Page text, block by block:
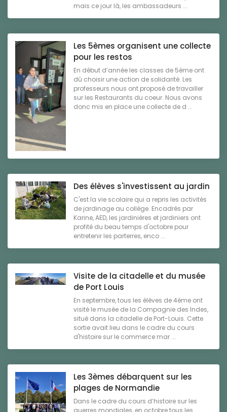
mais ce jour là, les ambassadeurs ...
Les 5èmes organisent une collecte
pour les restos
En début d’année les classes de 5ème ont
dû choisir une action de solidarité. Les
professeurs nous ont proposé de travailler
sur les Restaurants du coeur. Nous avons
donc mis en place une collecte de d ...
Des élèves s'investissent au jardin
C'est la vie scolaire qui a repris les activités
de jardinage au collège. Encadrés par
Karine, AED, les jardinières et jardiniers ont
profité du beau temps d'octobre pour
entretenir les parterres, enco ...
Visite de la citadelle et du musée
de Port Louis
En septembre, tous les élèves de 4ème ont
visité le musée de la Compagnie des Indes,
situé dans la citadelle de Port-Louis. Cette
sortie avait lieu dans le cadre du cours
d'histoire sur le commerce mar ...
Les 3èmes débarquent sur les
plages de Normandie
Dans le cadre du cours d’histoire sur les
guerres mondiales, en octobre tous les